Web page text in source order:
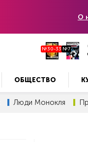
О
№30-33 №7
ОБЩЕСТВО
Люди Монокля